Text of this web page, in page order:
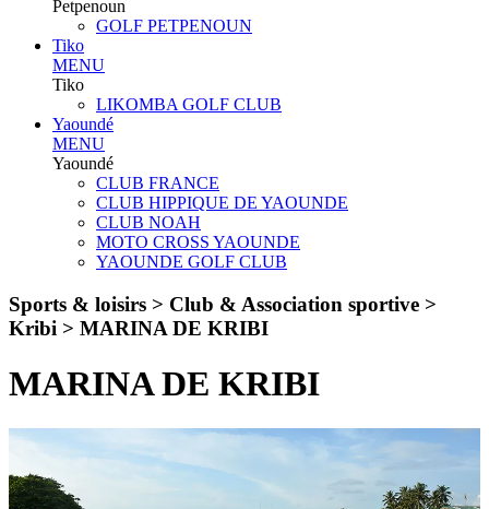
Petpenoun
GOLF PETPENOUN
Tiko
MENU
Tiko
LIKOMBA GOLF CLUB
Yaoundé
MENU
Yaoundé
CLUB FRANCE
CLUB HIPPIQUE DE YAOUNDE
CLUB NOAH
MOTO CROSS YAOUNDE
YAOUNDE GOLF CLUB
Sports & loisirs > Club & Association sportive >
Kribi > MARINA DE KRIBI
MARINA DE KRIBI